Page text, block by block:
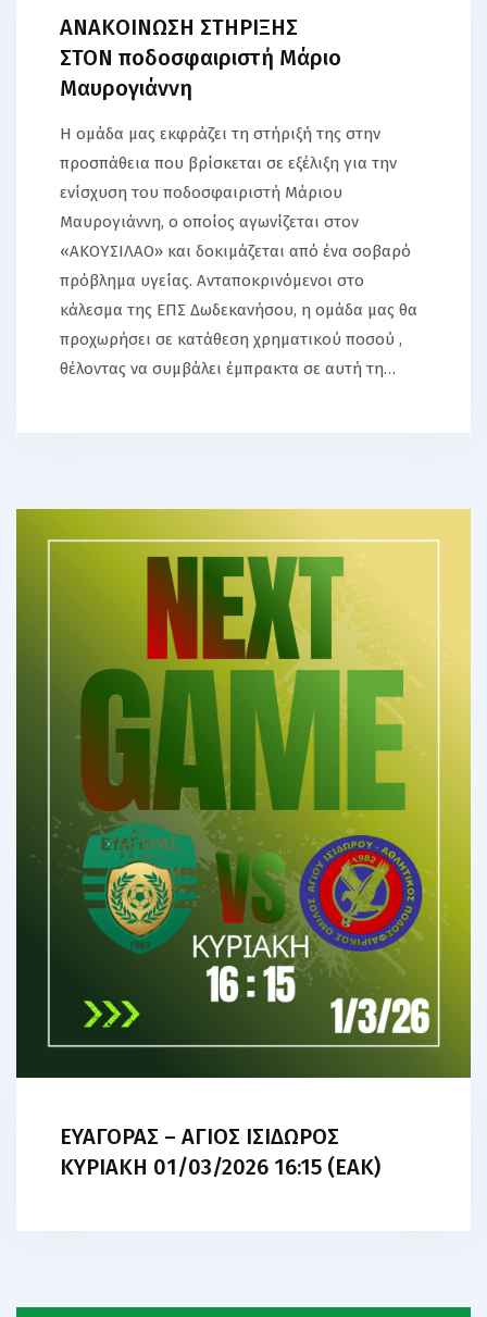
ΑΝΑΚΟΙΝΩΣΗ ΣΤΗΡΙΞΗΣ
ΣΤΟΝ ποδοσφαιριστή Μάριο
Μαυρογιάννη
Η ομάδα μας εκφράζει τη στήριξή της στην
προσπάθεια που βρίσκεται σε εξέλιξη για την
ενίσχυση του ποδοσφαιριστή Μάριου
Μαυρογιάννη, ο οποίος αγωνίζεται στον
«ΑΚΟΥΣΙΛΑΟ» και δοκιμάζεται από ένα σοβαρό
πρόβλημα υγείας. Ανταποκρινόμενοι στο
κάλεσμα της ΕΠΣ Δωδεκανήσου, η ομάδα μας θα
προχωρήσει σε κατάθεση χρηματικού ποσού ,
θέλοντας να συμβάλει έμπρακτα σε αυτή τη…
ΕΥΑΓΟΡΑΣ – ΑΓΙΟΣ ΙΣΙΔΩΡΟΣ
ΚΥΡΙΑΚΗ 01/03/2026 16:15 (EAK)